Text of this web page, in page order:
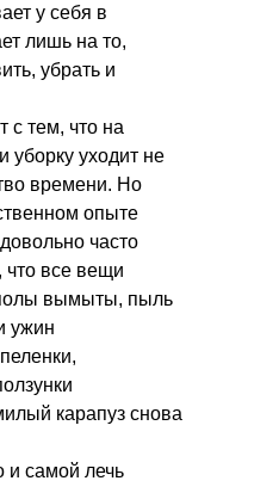
у себя в
лишь на то,
убрать и
с тем, что на
уборку уходит не
времени. Но
опыте
часто
что все вещи
вымыты, пыль
ужин
карапуз снова
и самой лечь